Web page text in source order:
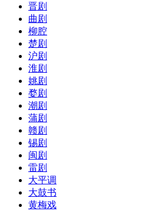
晋剧
曲剧
柳腔
楚剧
沪剧
淮剧
姚剧
婺剧
潮剧
蒲剧
赣剧
锡剧
闽剧
雷剧
大平调
大鼓书
黄梅戏